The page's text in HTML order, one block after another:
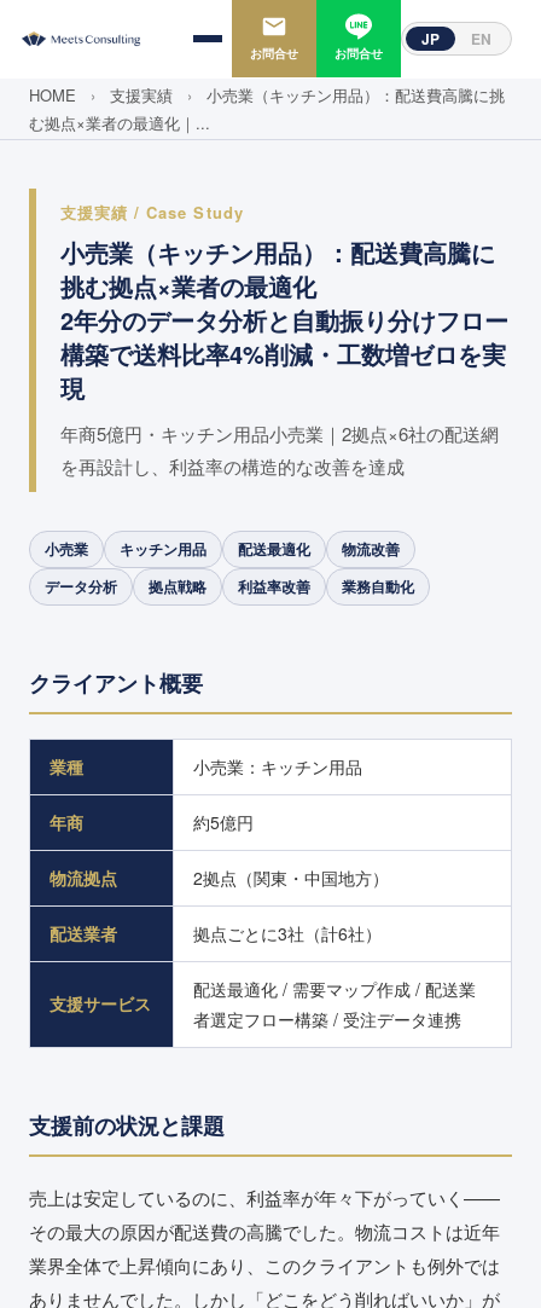
お問合せ お問合せ
JP EN
HOME › 支援実績 ›
小売業（キッチン用品）：配送費高騰に挑
む拠点×業者の最適化｜...
支援実績 / Case Study
小売業（キッチン用品）：配送費高騰に
挑む拠点×業者の最適化
2年分のデータ分析と自動振り分けフロー
構築で送料比率4%削減・工数増ゼロを実
現
年商5億円・キッチン用品小売業｜2拠点×6社の配送網
を再設計し、利益率の構造的な改善を達成
小売業 キッチン用品 配送最適化
物流改善
データ分析
拠点戦略 利益率改善 業務自動化
クライアント概要
業種 小売業：キッチン用品
年商 約5億円
物流拠点 2拠点（関東・中国地方）
配送業者 拠点ごとに3社（計6社）
支援サービス
配送最適化 / 需要マップ作成 / 配送業
者選定フロー構築 / 受注データ連携
支援前の状況と課題
売上は安定しているのに、利益率が年々下がっていく——
その最大の原因が配送費の高騰でした。物流コストは近年
業界全体で上昇傾向にあり、このクライアントも例外では
ありませんでした。しかし「どこをどう削ればいいか」が